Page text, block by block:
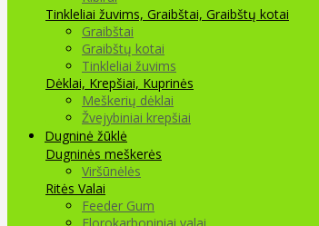
Tinkleliai žuvims, Graibštai, Graibštų kotai
Graibštai
Graibštų kotai
Tinkleliai žuvims
Dėklai, Krepšiai, Kuprinės
Meškerių dėklai
Žvejybiniai krepšiai
Dugninė žūklė
Dugninės meškerės
Viršūnėlės
Ritės Valai
Feeder Gum
Florokarboniniai valai